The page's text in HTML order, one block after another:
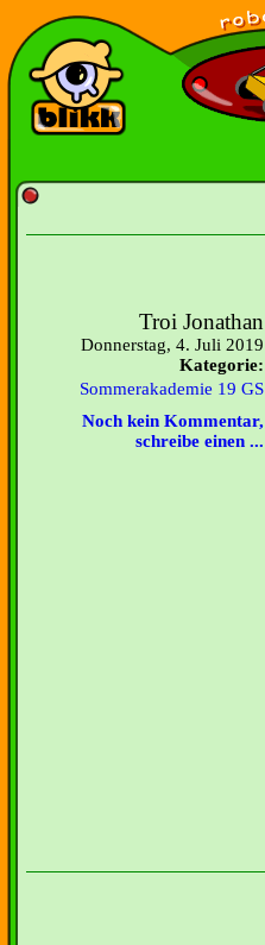
Troi Jonathan
Donnerstag, 4. Juli 2019
Kategorie:
Sommerakademie 19 GS
Noch kein Kommentar,
schreibe einen ...